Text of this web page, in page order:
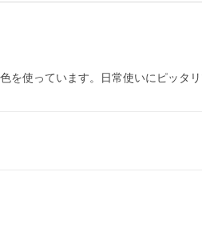
使っています。日常使いにピッタリ